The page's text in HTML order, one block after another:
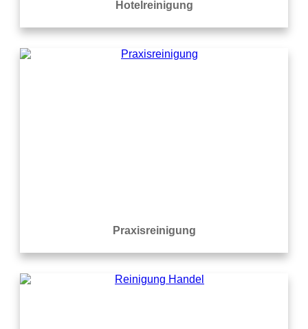
Hotelreinigung
Praxisreinigung